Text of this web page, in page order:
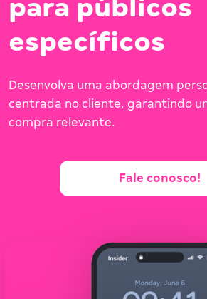
para públicos
específicos
Desenvolva uma abordagem
centrada no cliente, garantindo
compra relevante.
Fale conosco!